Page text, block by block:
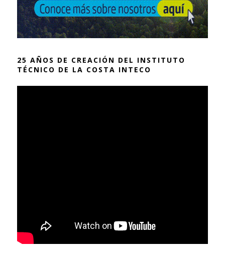
25 AÑOS DE CREACIÓN DEL INSTITUTO
TÉCNICO DE LA COSTA INTECO